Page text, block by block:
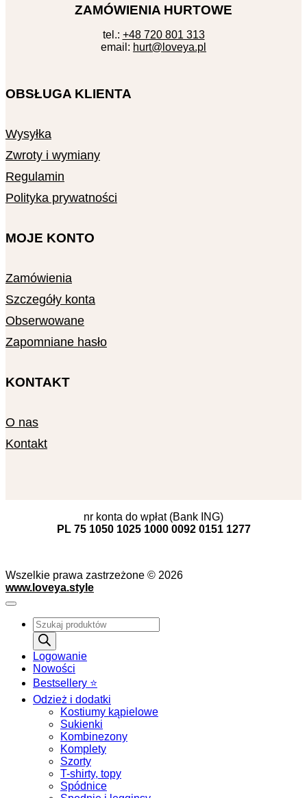
ZAMÓWIENIA HURTOWE
tel.: +48 720 801 313
email: hurt@loveya.pl
OBSŁUGA KLIENTA
Wysyłka
Zwroty i wymiany
Regulamin
Polityka prywatności
MOJE KONTO
Zamówienia
Szczegóły konta
Obserwowane
Zapomniane hasło
KONTAKT
O nas
Kontakt
nr konta do wpłat (Bank ING)
PL 75 1050 1025 1000 0092 0151 1277
Wszelkie prawa zastrzeżone © 2026
www.loveya.style
Wyszukiwarka
produktów
Logowanie
Nowości
Bestsellery ⭐️
Odzież i dodatki
Kostiumy kąpielowe
Sukienki
Kombinezony
Komplety
Szorty
T-shirty, topy
Spódnice